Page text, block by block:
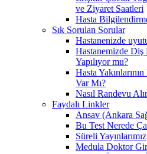
ve Ziyaret Saatleri
Hasta
Sık Sorulan Sorular
Hastanenizde
Hastanemizde Diş
Yapılıyor mu?
Hasta
Var Mı?
Nasıl Randevu
Faydalı Linkler
Ansav (Ankara
Bu Test Nerede
Süreli Yayınlarımız
Medula Doktor